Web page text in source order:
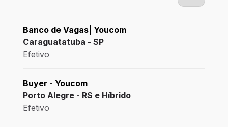
Banco de Vagas| Youcom
Caraguatatuba - SP
Efetivo
Buyer - Youcom
Porto Alegre - RS e Híbrido
Efetivo